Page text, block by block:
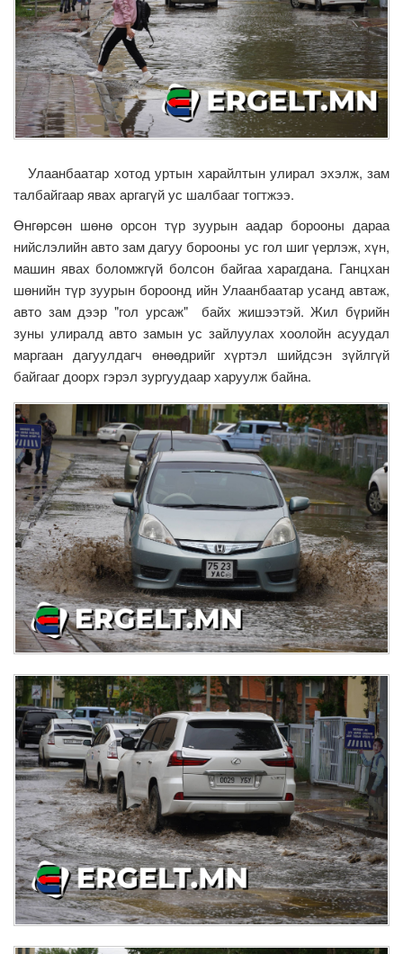
Улаанбаатар хотод уртын харайлтын улирал эхэлж, зам
талбайгаар явах аргагүй ус шалбааг тогтжээ.
Өнгөрсөн шөнө орсон түр зуурын аадар борооны дараа
нийслэлийн авто зам дагуу борооны ус гол шиг үерлэж, хүн,
машин явах боломжгүй болсон байгаа харагдана. Ганцхан
шөнийн түр зуурын бороонд ийн Улаанбаатар усанд автаж,
авто зам дээр "гол урсаж" байх жишээтэй. Жил бүрийн
зуны улиралд авто замын ус зайлуулах хоолойн асуудал
маргаан дагуулдагч өнөөдрийг хүртэл шийдсэн зүйлгүй
байгааг доорх гэрэл зургуудаар харуулж байна.